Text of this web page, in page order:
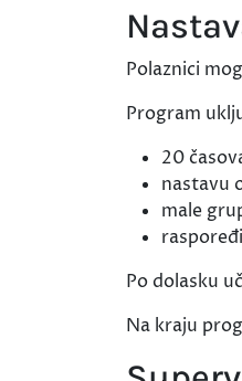
Polaznici
Program
20
nastavu
male
Po dolasku
Na kraju